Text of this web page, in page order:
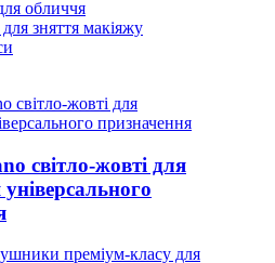
обличчя
зняття макіяжу
світло-жовті для